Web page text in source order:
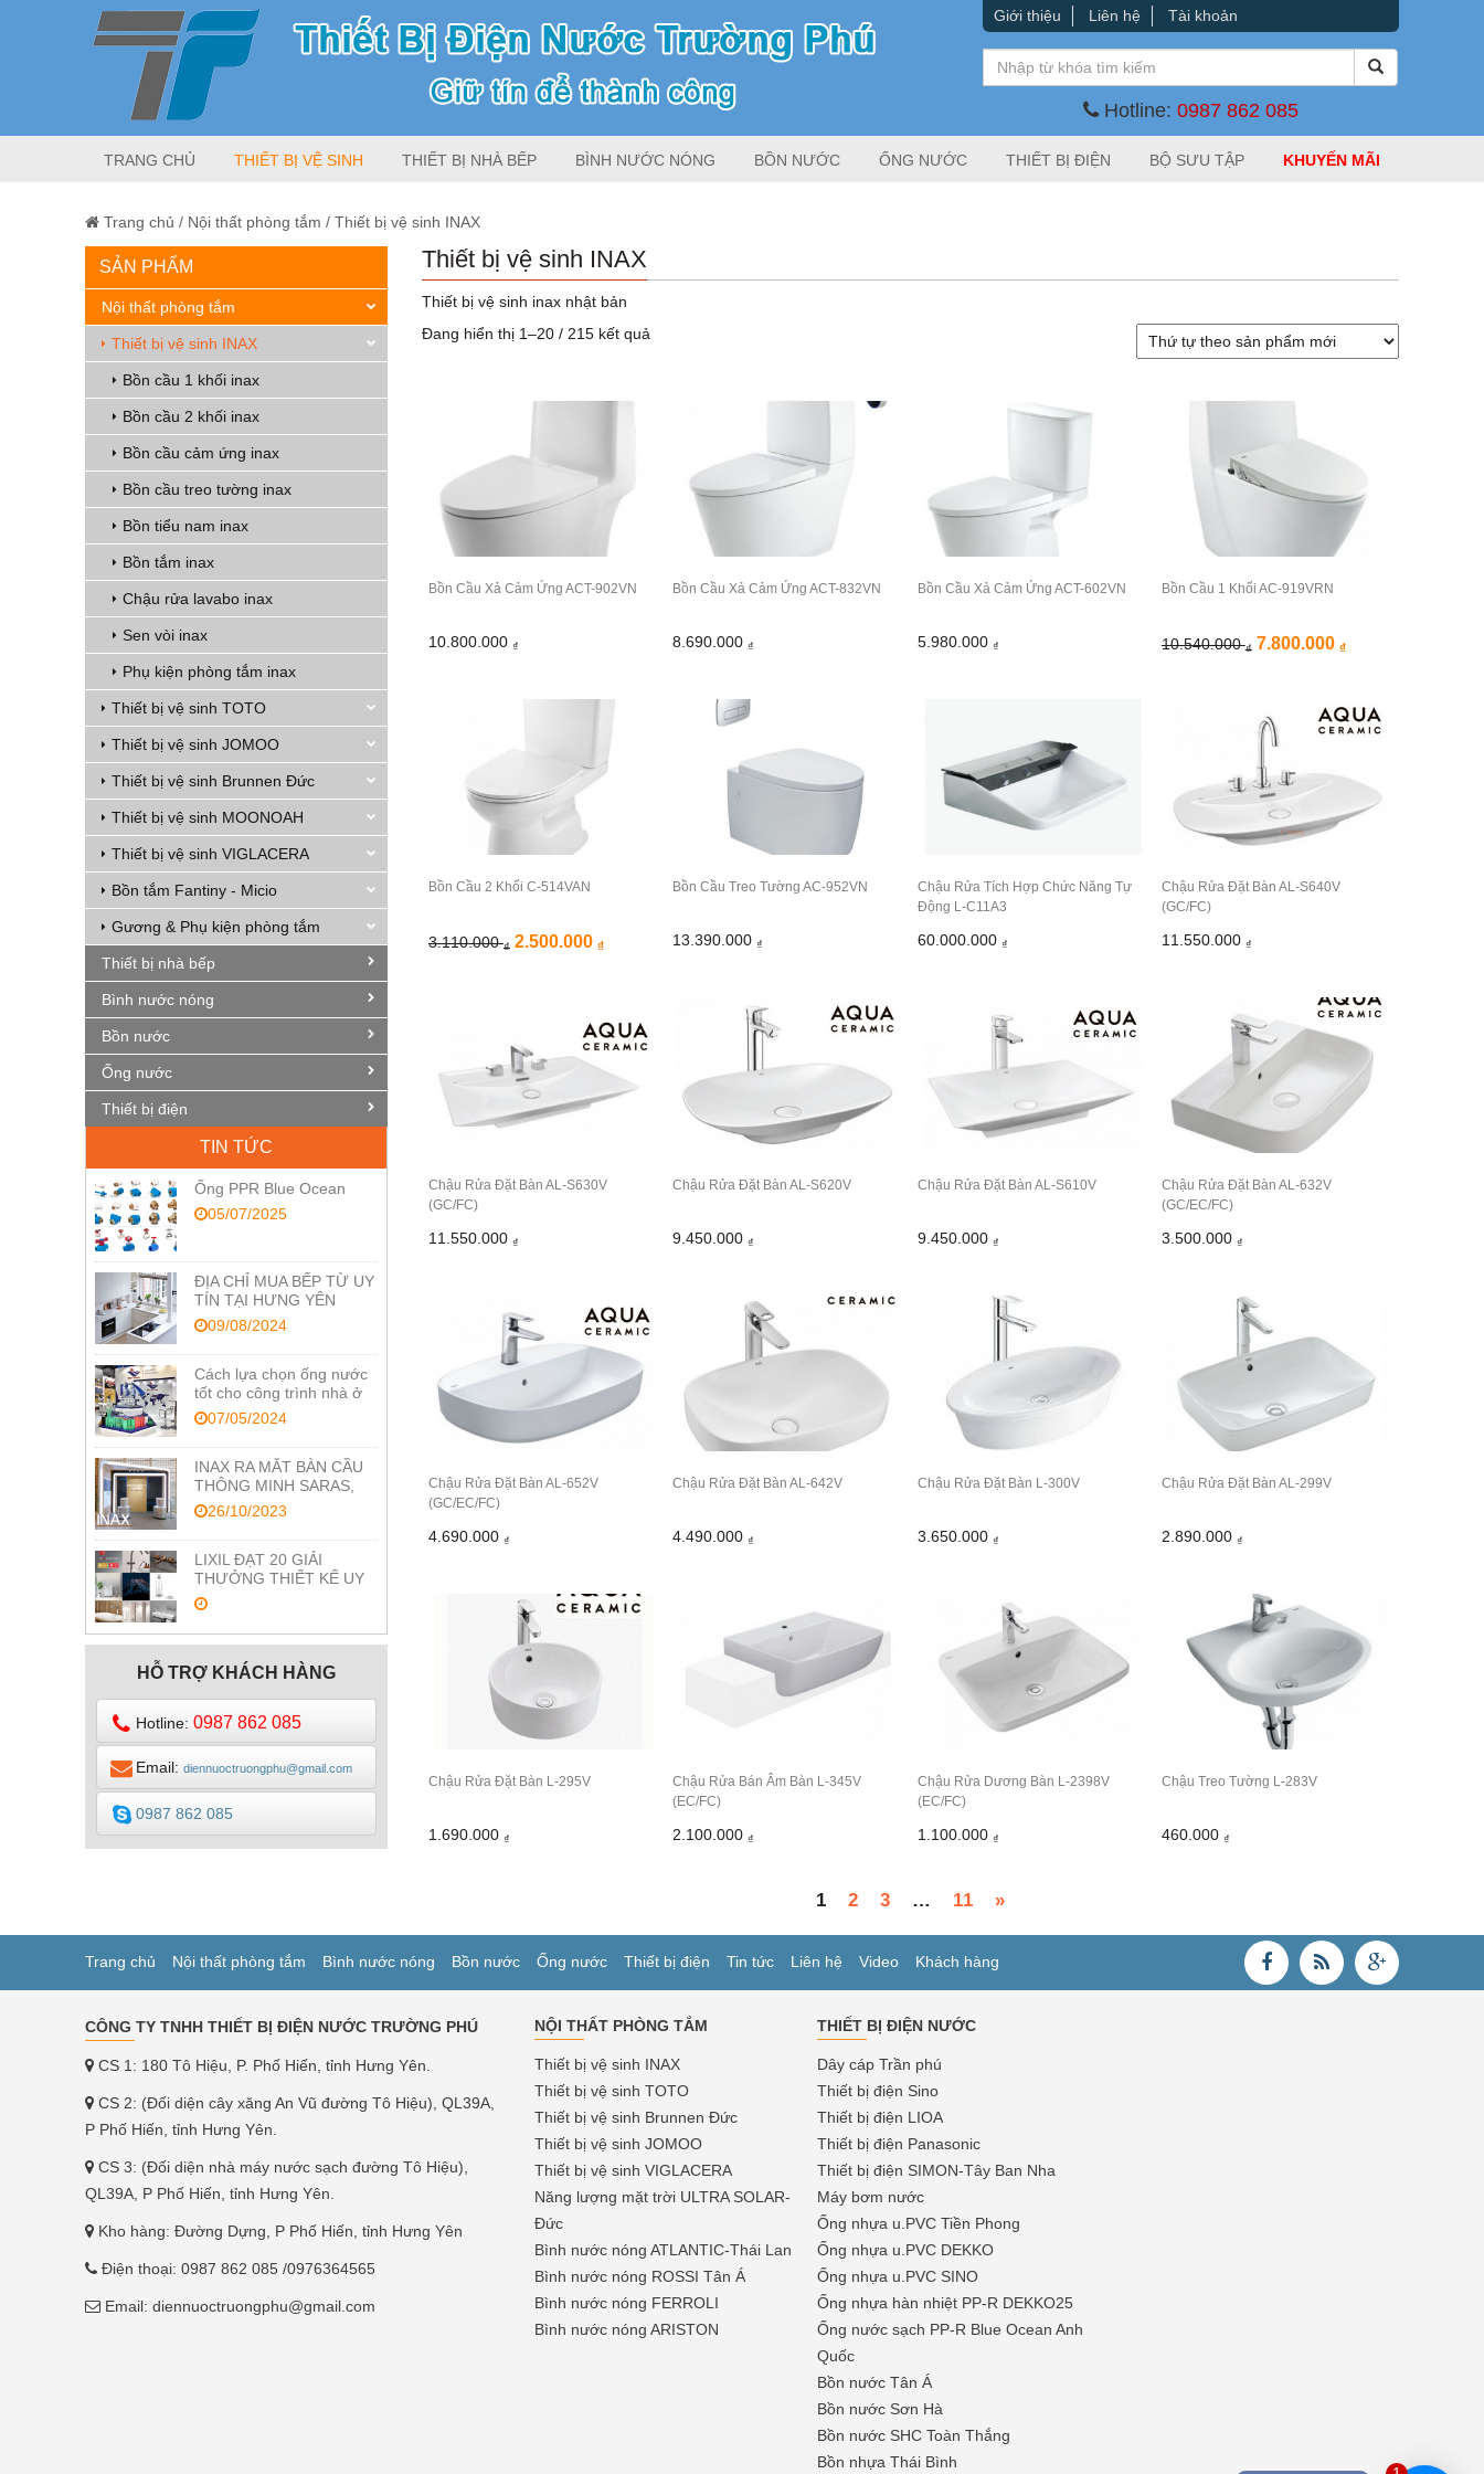
Giới thiệu Liên hệ Tài khoản
Hotline:0987 862 085
TRANG CHỦ THIẾT BỊ VỆ SINH THIẾT BỊ NHÀ BẾP BÌNH NƯỚC NÓNG BỒN NƯỚC ỐNG NƯỚC THIẾT BỊ ĐIỆN BỘ SƯU TẬP KHUYẾN MÃI
Trang chủ / Nội thất phòng tắm / Thiết bị vệ sinh INAX
SẢN PHẨM
Nội thất phòng tắm
Thiết bị vệ sinh INAX
Bồn cầu 1 khối inax
Bồn cầu 2 khối inax
Bồn cầu cảm ứng inax
Bồn cầu treo tường inax
Bồn tiểu nam inax
Bồn tắm inax
Chậu rửa lavabo inax
Sen vòi inax
Phụ kiện phòng tắm inax
Thiết bị vệ sinh TOTO
Thiết bị vệ sinh JOMOO
Thiết bị vệ sinh Brunnen Đức
Thiết bị vệ sinh MOONOAH
Thiết bị vệ sinh VIGLACERA
Bồn tắm Fantiny - Micio
Gương & Phụ kiện phòng tắm
Thiết bị nhà bếp
Bình nước nóng
Bồn nước
Ống nước
Thiết bị điện
TIN TỨC
Ống PPR Blue Ocean
05/07/2025
ĐỊA CHỈ MUA BẾP TỪ UY
TÍN TẠI HƯNG YÊN
09/08/2024
Cách lựa chọn ống nước
tốt cho công trình nhà ở
07/05/2024
INAX RA MẮT BÀN CẦU
THÔNG MINH SARAS,
TỐI ƯU CÔNG NGHỆ
CHĂM SÓC SỨC KHỎE
26/10/2023
LIXIL ĐẠT 20 GIẢI
THƯỞNG THIẾT KẾ UY
TÍN RED DOT VÀ IF
DESIGN
HỖ TRỢ KHÁCH HÀNG
Hotline: 0987 862 085
Email: diennuoctruongphu@gmail.com
0987 862 085
Thiết bị vệ sinh INAX
Thiết bị vệ sinh inax nhật bản
Đang hiển thị 1–20 / 215 kết quả
Bồn Cầu Xả Cảm Ứng ACT-902VN
10.800.000 ₫
Bồn Cầu Xả Cảm Ứng ACT-832VN
8.690.000 ₫
Bồn Cầu Xả Cảm Ứng ACT-602VN
5.980.000 ₫
Bồn Cầu 1 Khối AC-919VRN
10.540.000₫ 7.800.000 ₫
Bồn Cầu 2 Khối C-514VAN
3.110.000₫ 2.500.000 ₫
Bồn Cầu Treo Tường AC-952VN
13.390.000 ₫
Chậu Rửa Tích Hợp Chức Năng Tự
Động L-C11A3
60.000.000 ₫
Chậu Rửa Đặt Bàn AL-S640V
(GC/FC)
11.550.000 ₫
Chậu Rửa Đặt Bàn AL-S630V
(GC/FC)
11.550.000 ₫
Chậu Rửa Đặt Bàn AL-S620V
9.450.000 ₫
Chậu Rửa Đặt Bàn AL-S610V
9.450.000 ₫
Chậu Rửa Đặt Bàn AL-632V
(GC/EC/FC)
3.500.000 ₫
Chậu Rửa Đặt Bàn AL-652V
(GC/EC/FC)
4.690.000 ₫
Chậu Rửa Đặt Bàn AL-642V
4.490.000 ₫
Chậu Rửa Đặt Bàn L-300V
3.650.000 ₫
Chậu Rửa Đặt Bàn AL-299V
2.890.000 ₫
Chậu Rửa Đặt Bàn L-295V
1.690.000 ₫
Chậu Rửa Bán Âm Bàn L-345V
(EC/FC)
2.100.000 ₫
Chậu Rửa Dương Bàn L-2398V
(EC/FC)
1.100.000 ₫
Chậu Treo Tường L-283V
460.000 ₫
1 2 3 … 11 »
Trang chủ Nội thất phòng tắm Bình nước nóng Bồn nước Ống nước Thiết bị điện Tin tức Liên hệ Video Khách hàng
CÔNG TY TNHH THIẾT BỊ ĐIỆN NƯỚC TRƯỜNG PHÚ
CS 1: 180 Tô Hiệu, P. Phố Hiến, tỉnh Hưng Yên.
CS 2: (Đối diện cây xăng An Vũ đường Tô Hiệu), QL39A,
P Phố Hiến, tỉnh Hưng Yên.
CS 3: (Đối diện nhà máy nước sạch đường Tô Hiệu),
QL39A, P Phố Hiến, tỉnh Hưng Yên.
Kho hàng: Đường Dựng, P Phố Hiến, tỉnh Hưng Yên
Điện thoại: 0987 862 085 /0976364565
Email: diennuoctruongphu@gmail.com
NỘI THẤT PHÒNG TẮM
Thiết bị vệ sinh INAX
Thiết bị vệ sinh TOTO
Thiết bị vệ sinh Brunnen Đức
Thiết bị vệ sinh JOMOO
Thiết bị vệ sinh VIGLACERA
Năng lượng mặt trời ULTRA SOLAR-
Đức
Bình nước nóng ATLANTIC-Thái Lan
Bình nước nóng ROSSI Tân Á
Bình nước nóng FERROLI
Bình nước nóng ARISTON
THIẾT BỊ ĐIỆN NƯỚC
Dây cáp Trần phú
Thiết bị điện Sino
Thiết bị điện LIOA
Thiết bị điện Panasonic
Thiết bị điện SIMON-Tây Ban Nha
Máy bơm nước
Ống nhựa u.PVC Tiền Phong
Ống nhựa u.PVC DEKKO
Ống nhựa u.PVC SINO
Ống nhựa hàn nhiệt PP-R DEKKO25
Ống nước sạch PP-R Blue Ocean Anh
Quốc
Bồn nước Tân Á
Bồn nước Sơn Hà
Bồn nước SHC Toàn Thắng
Bồn nhựa Thái Bình